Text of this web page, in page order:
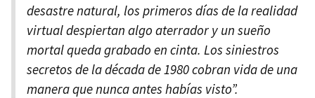
desastre natural, los primeros días de la realidad
virtual despiertan algo aterrador y un sueño
mortal queda grabado en cinta. Los siniestros
secretos de la década de 1980 cobran vida de una
manera que nunca antes habías visto”.